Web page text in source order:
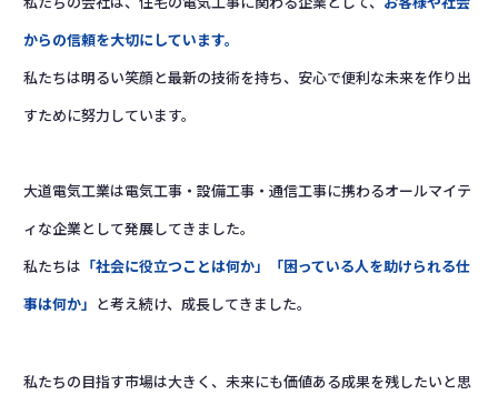
からの信頼を大切にしています。
私たちは明るい笑顔と最新の技術を持ち、安心で便利な未来を作り出
すために努力しています。
大道電気工業は電気工事・設備工事・通信工事に携わるオールマイテ
ィな企業として発展してきました。
私たちは 「社会に役立つことは何か」「困っている人を助けられる仕
事は何か」 と考え続け、成長してきました。
私たちの目指す市場は大きく、未来にも価値ある成果を残したいと思